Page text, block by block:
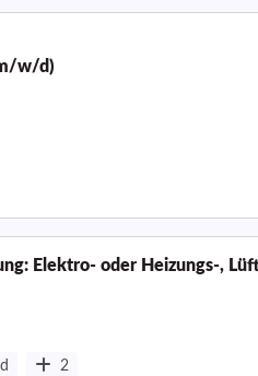
w/d)
Elektro- oder Heizungs-,
2